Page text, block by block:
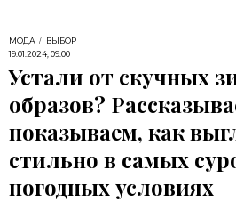
МОДА
ВЫБОР
19.01.2024, 09:00
Устали от скучных
образов?
показываем, как
стильно в самых
погодных условиях